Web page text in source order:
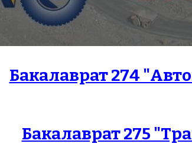
Бакалаврат 274
Бакалаврат 275